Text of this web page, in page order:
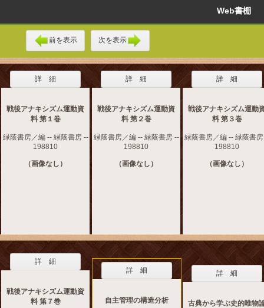
Web書棚
前を表示 次を表示
詳 細
戦後アナキシズム運動資
料 第１巻
緑蔭書房／編 -- 緑蔭書房 --
198810
（画像なし）
詳 細
戦後アナキシズム運動資
料 第２巻
緑蔭書房／編 -- 緑蔭書房 --
198810
（画像なし）
詳 細
戦後アナキシズム運動
料 第３巻
緑蔭書房／編 -- 緑蔭書
198810
（画像なし）
詳 細
戦後アナキシズム運動資
料 第７巻
詳 細
自主管理の構造分析
詳 細
古典から学ぶ史的唯物